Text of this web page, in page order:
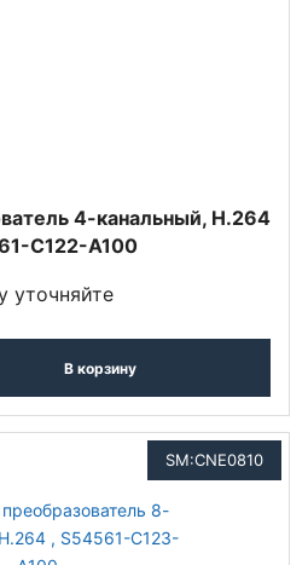
4-канальный, H.264
C122-A100
уточняйте
В корзину
SM:CNE0810